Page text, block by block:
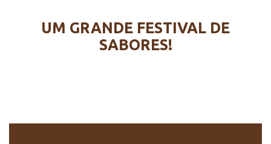
UM GRANDE FESTIVAL DE
SABORES!